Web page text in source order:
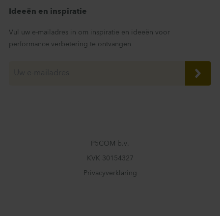
Ideeën en inspiratie
Vul uw e-mailadres in om inspiratie en ideeën voor
performance verbetering te ontvangen
P5COM b.v.
KVK 30154327
Privacyverklaring